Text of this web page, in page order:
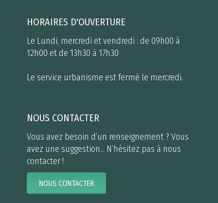
HORAIRES D'OUVERTURE
Le Lundi, mercredi et vendredi : de 09h00 à
12h00 et de 13h30 à 17h30
Le service urbanisme est fermé le mercredi.
NOUS CONTACTER
Vous avez besoin d’un renseignement ? Vous
avez une suggestion... N’hésitez pas à nous
contacter !
NOUS CONTACTER